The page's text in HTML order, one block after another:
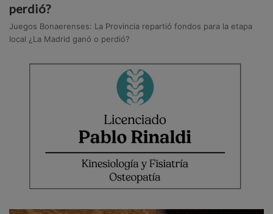
perdió?
Juegos Bonaerenses: La Provincia repartió fondos para la etapa
local ¿La Madrid ganó o perdió?